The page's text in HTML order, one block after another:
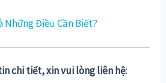
Những Điều Cần Biết?
chi tiết, xin vui lòng liên hệ: